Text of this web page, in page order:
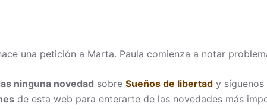
una petición a Marta. Paula comienza a notar
ninguna novedad sobreSueños de libertad y síguenos
de esta web para enterarte de las novedades más